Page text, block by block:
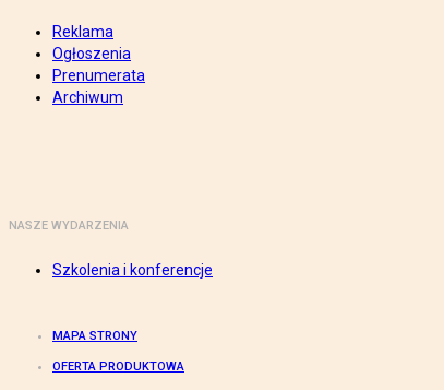
Reklama
Ogłoszenia
Prenumerata
Archiwum
NASZE WYDARZENIA
Szkolenia i konferencje
MAPA STRONY
OFERTA PRODUKTOWA